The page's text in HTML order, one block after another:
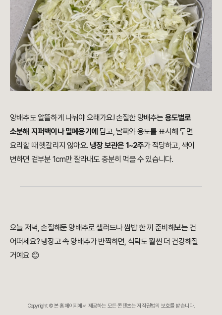
양배추도 알뜰하게 나눠야 오래가요! 손질한 양배추는 용도별로
소분해 지퍼백이나 밀폐용기에 담고, 날짜와 용도를 표시해 두면
요리할 때 헷갈리지 않아요. 냉장 보관은 1~2주가 적당하고, 색이
변하면 겉부분 1cm만 잘라내도 충분히 먹을 수 있습니다.
오늘 저녁, 손질해둔 양배추로 샐러드나 쌈밥 한 끼 준비해보는 건
어떠세요? 냉장고 속 양배추가 반짝하면, 식탁도 훨씬 더 건강해질
거예요 😊
Copyright © 본 홈페이지에서 제공하는 모든 콘텐츠는 저작권법의 보호를 받습니다.